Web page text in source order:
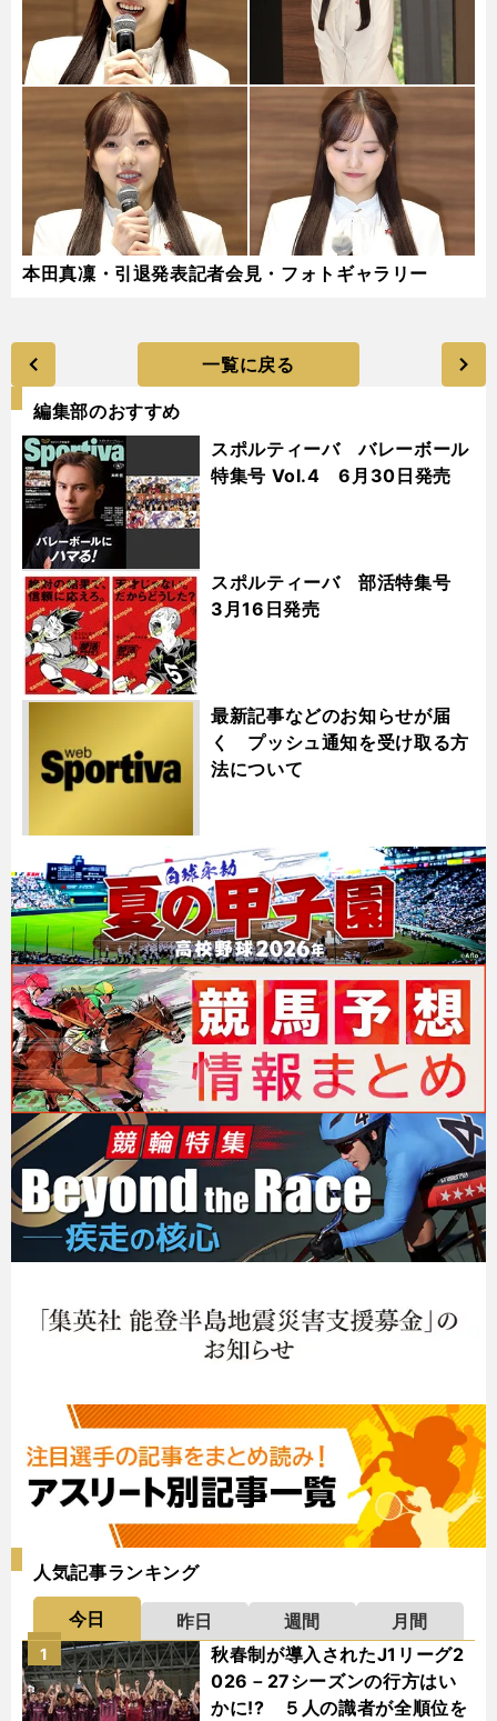
本田真凜・引退発表記者会見・フォトギャラリー
一覧に戻る
編集部のおすすめ
スポルティーバ バレーボール
特集号 Vol.4 6月30日発売
スポルティーバ 部活特集号
3月16日発売
最新記事などのお知らせが届
く プッシュ通知を受け取る方
法について
人気記事ランキング
今日 昨日 週間
月間
秋春制が導入されたJ1リーグ2
026－27シーズンの行方はい
かに!? ５人の識者が全順位を
1